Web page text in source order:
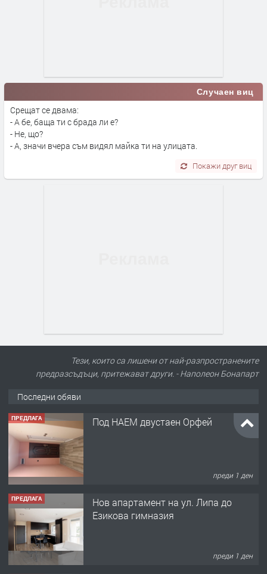
Случаен виц
Срещат се двама:
- А бе, баща ти с брада ли е?
- Не, що?
- А, значи вчера съм видял майка ти на улицата.
Покажи друг виц
Тези, които са лишени от най-разпространените
предразсъдъци, притежават други. - Наполеон Бонапарт
Последни обяви
ПРЕДЛАГА Под НАЕМ двустаен Орфей
преди 1 ден
ПРЕДЛАГА
Нов апартамент на ул. Липа до
Езикова гимназия
преди 1 ден